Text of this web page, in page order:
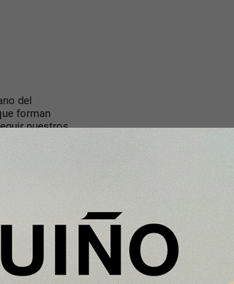
del
forman
nuestros